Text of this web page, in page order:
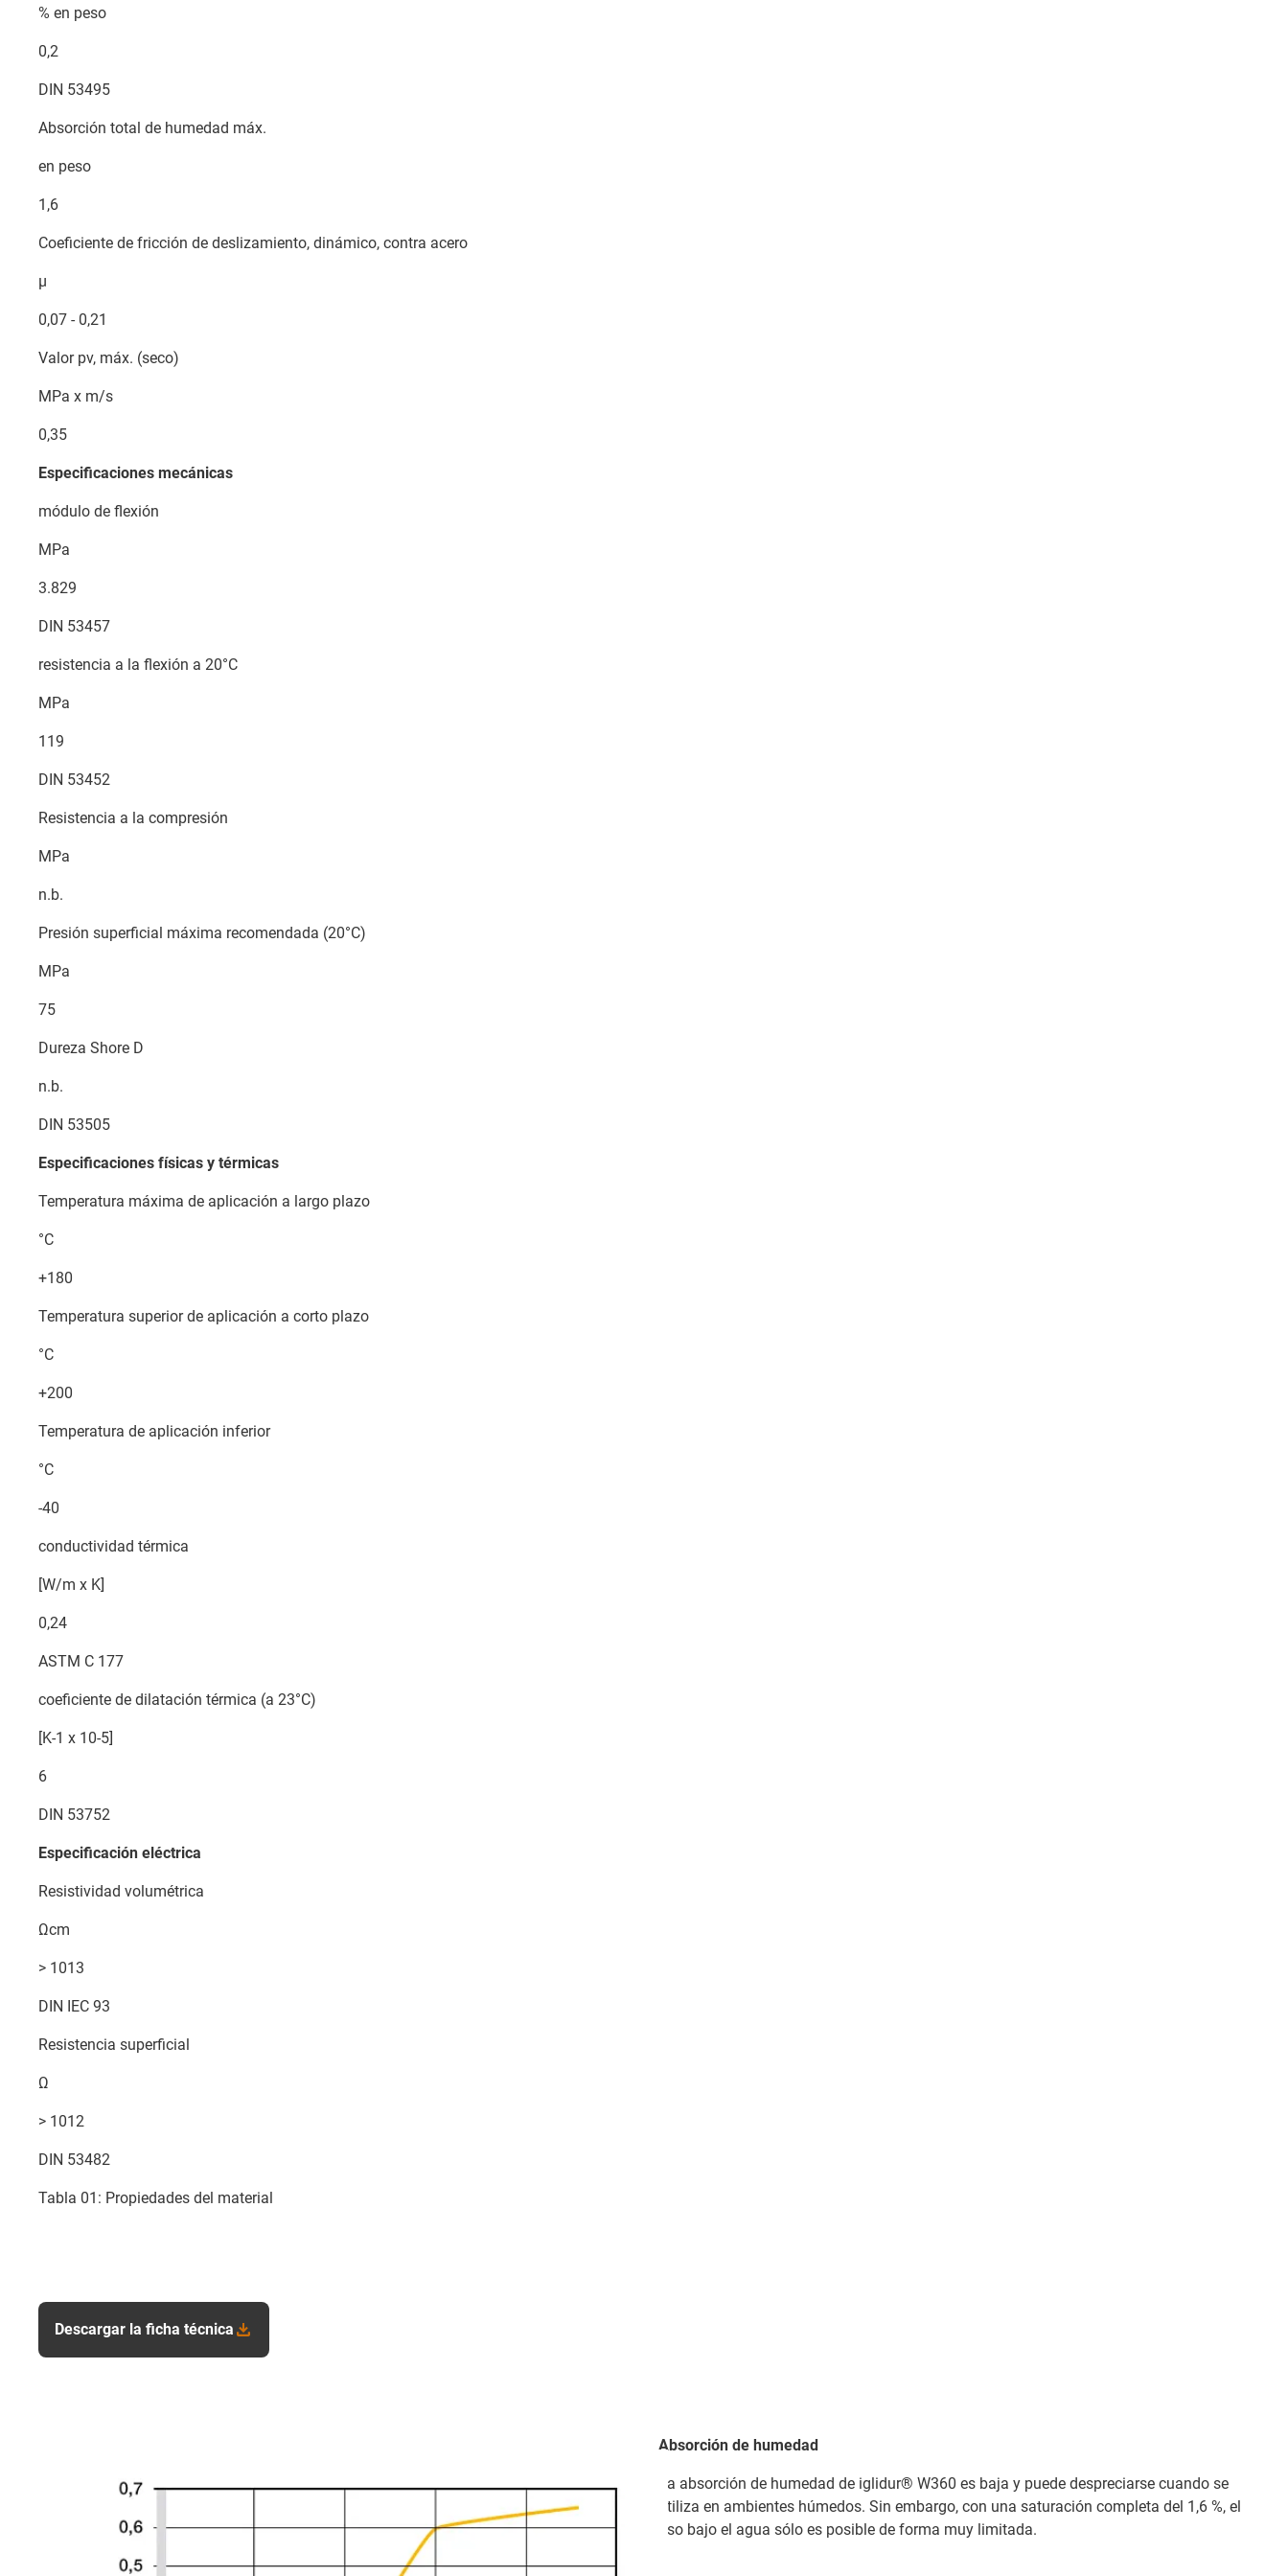
% en peso
0,2
DIN 53495
Absorción total de humedad máx.
en peso
1,6
Coeficiente de fricción de deslizamiento, dinámico, contra acero
µ
0,07 - 0,21
Valor pv, máx. (seco)
MPa x m/s
0,35
Especificaciones mecánicas
módulo de flexión
MPa
3.829
DIN 53457
resistencia a la flexión a 20°C
MPa
119
DIN 53452
Resistencia a la compresión
MPa
n.b.
Presión superficial máxima recomendada (20°C)
MPa
75
Dureza Shore D
n.b.
DIN 53505
Especificaciones físicas y térmicas
Temperatura máxima de aplicación a largo plazo
°C
+180
Temperatura superior de aplicación a corto plazo
°C
+200
Temperatura de aplicación inferior
°C
-40
conductividad térmica
[W/m x K]
0,24
ASTM C 177
coeficiente de dilatación térmica (a 23°C)
[K-1 x 10-5]
6
DIN 53752
Especificación eléctrica
Resistividad volumétrica
Ωcm
> 1013
DIN IEC 93
Resistencia superficial
Ω
> 1012
DIN 53482
Tabla 01: Propiedades del material
Descargar la ficha técnica
Absorción de humedad
La absorción de humedad de iglidur® W360 es baja y puede despreciarse cuando se
utiliza en ambientes húmedos. Sin embargo, con una saturación completa del 1,6 %, el
uso bajo el agua sólo es posible de forma muy limitada.